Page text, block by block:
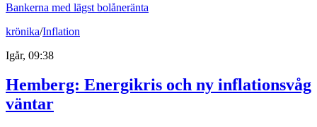
Bankerna med lägst bolåneränta
krönika/Inflation
Igår, 09:38
Hemberg: Energikris och ny inflationsvåg
väntar